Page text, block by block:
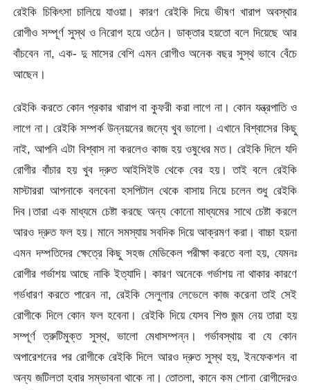
রেইকি চিকিৎসা চালিয়ে যাওয়া। কারণ রেইকি দিয়ে ভীষণ খারাপ অবস্থার
রোগীও সম্পূর্ণ সুস্থ ও নিরোগ হয়ে ওঠেন। ডাক্তার হয়তো বলে দিয়েছে আর
বাঁচবেন না, এক- দু মাসের বেশি এমন রোগীও অনেক বছর সুস্থ ভাবে বেঁচে
আছেন।
রেইকি করতে কোন প্রকার খারাপ বা কুফরী করা লাগে না। কোন যন্ত্রপাতি ও
লাগে না। রেইকি সম্পর্ক উন্নয়নের জন্যে খুব ভালো। এখানে বিশ্বাসের কিছু
নাই, আপনি এটা বিশ্বাস না করলেও কাজ হয় ওষুধের মত। রেইকি দিলে যদি
রোগীর বাঁচার হয় খুব দ্রুত আইসিইউ থেকে বের হয়। তাই বলে রেইকি
মাস্টাররা আপনাকে বলবেনা হসপিটাল থেকে বাসায় নিয়ে চলেন শুধু রেইকি
দিব।তারা এক মাধ্যমে চেষ্টা করছে অন্য কোনো মাধ্যমের সাথে চেষ্টা করলে
আরও দ্রুত ফল হয়। মানে সমস্যায় সবদিক দিয়ে আক্রমণ করা। বাচ্চা হয়না
এমন দম্পতিদের ক্ষেত্রে কিছু সহজ মেডিকেল পরীক্ষা করতে বলা হয়, যেমনঃ
রোগীর গর্ভাশয় আছে নাকি ইত্যাদি। কারণ অনেকে গর্ভাশয় না থাকার কারণে
গর্ভধারণ করতে পারেন না, রেইকি সেলুলার লেভেলে কাজ করেনা তাই সেই
রোগীকে দিলে কোন ফল হবেনা। রেইকি দিয়ে যেসব শিশু জন্ম নেয় তারা হয়
সম্পূর্ণ ত্রুটিমুক্ত সুস্থ, ভালো মেধাসম্পন্ন। গর্ভাবস্থায় বা যে কোন
অপারেশনের পর রোগীকে রেইকি দিলে আরও দ্রুত সুস্থ হয়, ইনফেকশন বা
অন্য জটিলতা হবার সম্ভাবনা থাকে না। তোতলা, কানে কম শোনা রোগীদেরও